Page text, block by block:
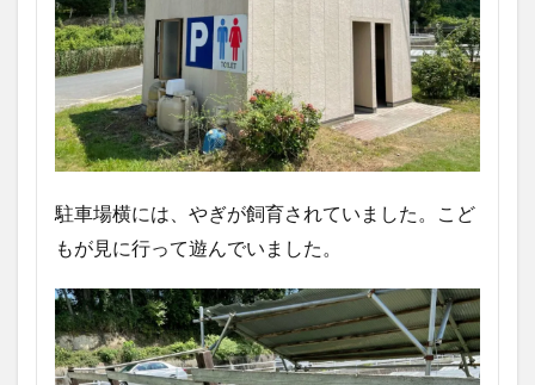
駐車場横には、やぎが飼育されていました。こど
もが見に行って遊んでいました。